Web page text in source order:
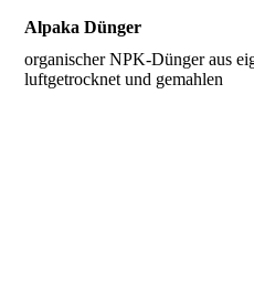
Alpaka Dünger
organischer NPK-Dünger aus